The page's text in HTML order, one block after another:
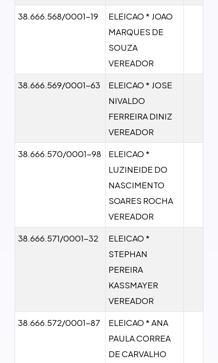
38.666.568/0001-19
ELEICAO * JOAO
MARQUES DE
SOUZA
VEREADOR
38.666.569/0001-63
ELEICAO * JOSE
NIVALDO
FERREIRA DINIZ
VEREADOR
38.666.570/0001-98
ELEICAO *
LUZINEIDE DO
NASCIMENTO
SOARES ROCHA
VEREADOR
38.666.571/0001-32
ELEICAO *
STEPHAN
PEREIRA
KASSMAYER
VEREADOR
38.666.572/0001-87
ELEICAO * ANA
PAULA CORREA
DE CARVALHO